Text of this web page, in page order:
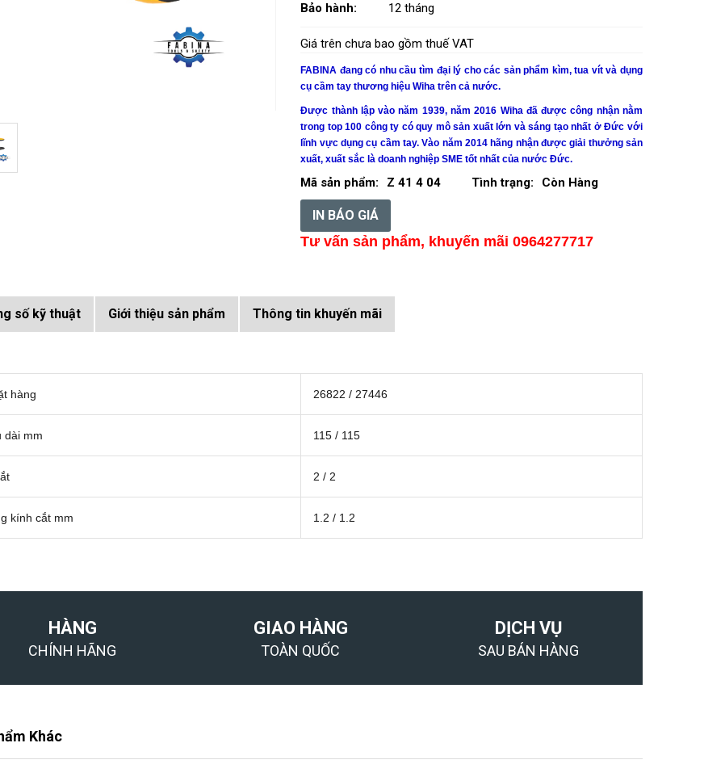
Bảo hành:
12 tháng
Giá trên chưa bao gồm thuế VAT
FABINA đang có nhu cầu tìm đại lý cho các sản phẩm kìm, tua vít và dụng
cụ cầm tay thương hiệu Wiha trên cả nước.
Được thành lập vào năm 1939, năm 2016 Wihađã được công nhận nằm
trong top 100 công ty có quy mô sản xuất lớn và sáng tạo nhất ở Đức với
lĩnh vực dụng cụ cầm tay. Vào năm 2014 hãng nhận được giải thưởng sản
xuất, xuất sắc là doanh nghiệp SME tốt nhất của nước Đức.
Mã sản phẩm: Z 41 4 04 Tình trạng: Còn Hàng
IN BÁO GIÁ
Tư vấn sản phẩm, khuyến mãi 0964277717
số kỹ thuật Giới thiệu sản phẩm Thông tin khuyến mãi
hàng 26822 / 27446
dài mm 115 / 115
2 / 2
kính cắt mm 1.2 / 1.2
HÀNG
CHÍNH HÃNG
GIAO HÀNG
TOÀN QUỐC
DỊCH VỤ
SAU BÁN HÀNG
Khác